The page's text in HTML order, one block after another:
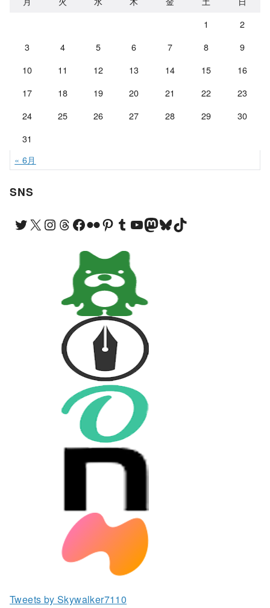
1
2
3
4 5 6 7 8
9
10
11 12 13 14 15
16
17
18 19 20 21 22
23
24
25 26 27 28 29
30
31
« 6月
SNS
Twitter X Instagram Threads Facebook Flickr Pinterest Tumblr YouTube Mastodon Bluesky TikTok
Tweets by Skywalker7110